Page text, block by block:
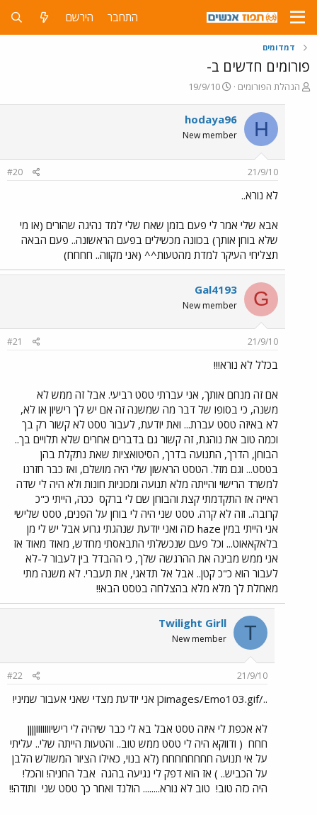
התחבר הירשם
דמדומים
פורומים חדשים ב-
פ
הנהלת הפורומים
פ
ס
ם
ת
19/9/10
H
hodaya96
New member
21/9/10
#20
לא נורא..
אבא שלי אמר לי פעם בזמן שאח שלי למד נהיגה שהורים (או מי
שלא בוחן אותך) בכוונה מכשילים בפעם הראשונה.. פעם הבאה
תצליחי העיקר למדת מהטעות^^ (אני מקווה.. חחחח)
G
Gal4193
New member
21/9/10
#21
בכלל לא נורא!!!
אם זה מנחם אותך, אני עברתי טסט רביעי. אבל זה ממש לא
משנה, כי בסופו של דבר מה שמשנה זה אם יש לך רישיון או לא,
לא באיזה טסט עברת... ואת יודעת, לעבור טסט לא קשור רק בך
וכמה טוב את נוהגת, זה קשור גם בדברים אחרים שלא תלויים בך..
הבוחן, הדרך, התנועה בדרך, הסיטואציות שאת נתקלת בהן
בטסט... וגם מזל. הטסט הראשון שלי היה מושלם, ואז כבר חזרנו
למשרד הרישוי והייתה מלא תנועה ומכוניות חונות ולא היה לי שדה
ראייה אז התקדמתי קצת והבוחן שם לי ברקס ככה, הייתי כ"כ
קרובה.. וזה לא קרה. טסט שני היה לי בוחן על הפנים, טסט שלישי
אני הייתי במין haze כזה ואני יודעת שנהגתי גרוע אבל יש לי מן
בלאקאאוט... וכל פעם שנכשלתי התבאסתי מחדש, מאוד מאוד אז
אני ממש מבינה את ההרגשה שלך, כי ההבדל בין לעבור ל-לא
לעבור הוא כ"כ קטן.. אבל אל תדאגי, את תעברי. לא משנה מתי
מאחלת לך מלא מלא בהצלחה בטסט הבא!!
T
Twilight Girll
New member
21/9/10
#22
../images/Emo103.gifכן אני יודעת מצדי שאני אעבור שמיני!
לא אכפת לי איזה טסט אבל בא לי כבר שיהיה לי רישיוווווווןןןן
חחח ( ודווקא היה לי טסט ממש טוב.. והטעות הייתה שלי.. עליתי
על אי תנועה חחחחחחחח (לא בנוי, כאילו הציור המשולש הלבן
על הכביש.. ) אז הוא דפק לי נגיעה בהגה אבל החניה! והכל!
היה כזה טוב! טוב לא נורא........ הולנד ואחר כך טסט שני ותודה!!